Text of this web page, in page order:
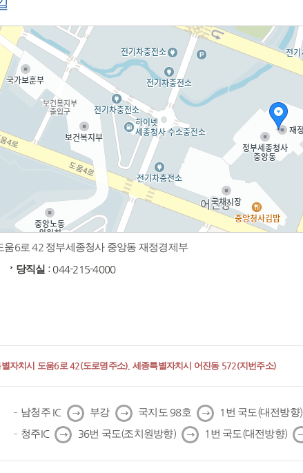
6로 42 정부세종청사 중앙동 재정경제부
당직실 : 044-215-4000
자치시 도움6로 42(도로명주소), 세종특별자치시 어진동 572(지번주소)
남청주 IC 다
음
부강 다
음
국지도 98호 다
음
1번 국도(대전방향)
청주IC 다
음
36번 국도(조치원방향) 다
음
1번 국도(대전방향) 다
음